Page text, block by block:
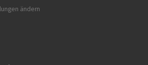
ändern